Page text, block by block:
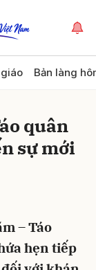
Bản làng
quân
sự mới
– Táo
hẹn tiếp